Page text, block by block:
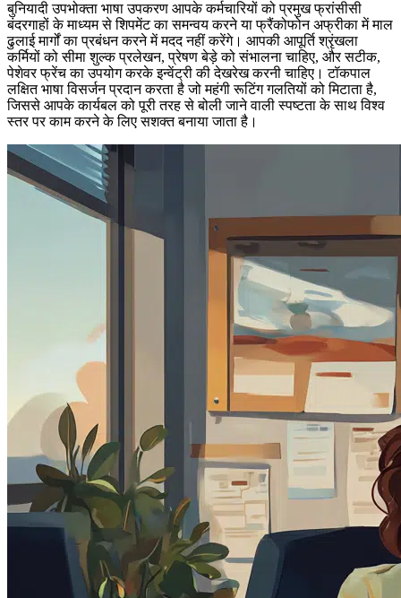
बुनियादी उपभोक्ता भाषा उपकरण आपके कर्मचारियों को प्रमुख फ्रांसीसी
बंदरगाहों के माध्यम से शिपमेंट का समन्वय करने या फ्रैंकोफोन अफ्रीका में माल
ढुलाई मार्गों का प्रबंधन करने में मदद नहीं करेंगे। आपकी आपूर्ति श्रृंखला
कर्मियों को सीमा शुल्क प्रलेखन, प्रेषण बेड़े को संभालना चाहिए, और सटीक,
पेशेवर फ्रेंच का उपयोग करके इन्वेंट्री की देखरेख करनी चाहिए। टॉकपाल
लक्षित भाषा विसर्जन प्रदान करता है जो महंगी रूटिंग गलतियों को मिटाता है,
जिससे आपके कार्यबल को पूरी तरह से बोली जाने वाली स्पष्टता के साथ विश्व
स्तर पर काम करने के लिए सशक्त बनाया जाता है।